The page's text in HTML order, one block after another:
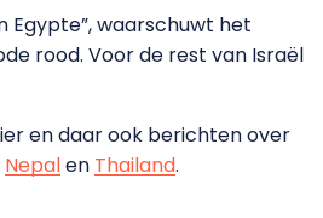
Egypte”, waarschuwt het
rood. Voor de rest van Israël
en daar ook berichten over
Nepalen Thailand.